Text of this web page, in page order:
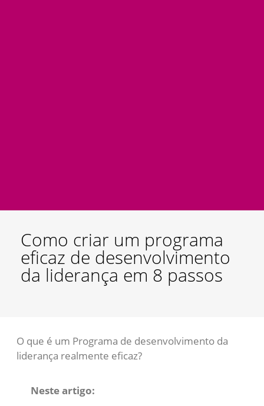
Como criar um programa
eficaz de desenvolvimento
da liderança em 8 passos
O que é um Programa de desenvolvimento da
liderança realmente eficaz?
Neste artigo: